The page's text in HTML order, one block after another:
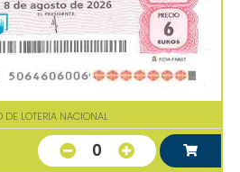
DE LOTERIA NACIONAL
0